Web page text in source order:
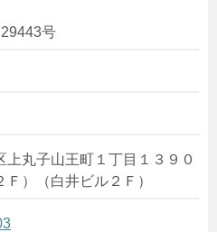
号
上丸子山王町１丁目１３９０
Ｆ）（白井ビル２Ｆ）